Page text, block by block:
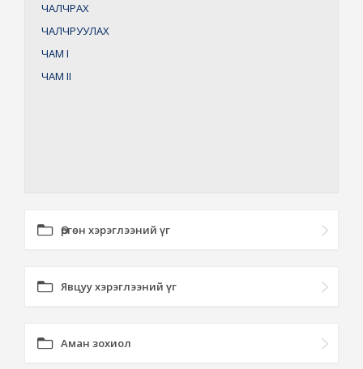
ЧАЛЧРАХ
ЧАЛЧРУУЛАХ
ЧАМ I
ЧАМ II
Өргөн хэрэглээний үг
Явцуу хэрэглээний үг
Аман зохиол